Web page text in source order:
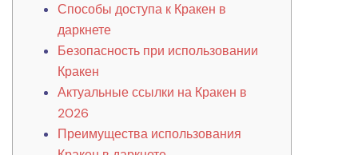
Способы доступа к Кракен в
даркнете
Безопасность при использовании
Кракен
Актуальные ссылки на Кракен в
2026
Преимущества использования